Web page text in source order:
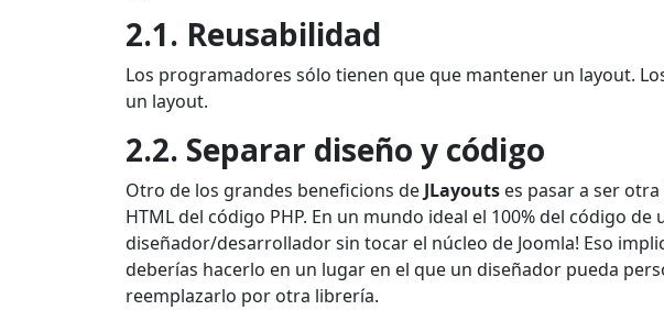
2.1. Reusabilidad
Los programadores sólo tienen que que mantener un layout.
un layout.
2.2. Separar diseño y código
Otro de los grandes beneficions deJLayouts es pasar a ser
HTML del código PHP. En un mundo ideal el 100% del código
diseñador/desarrollador sin tocar el núcleo de Joomla! Eso
deberías hacerlo en un lugar en el que un diseñador pueda
reemplazarlo por otra librería.